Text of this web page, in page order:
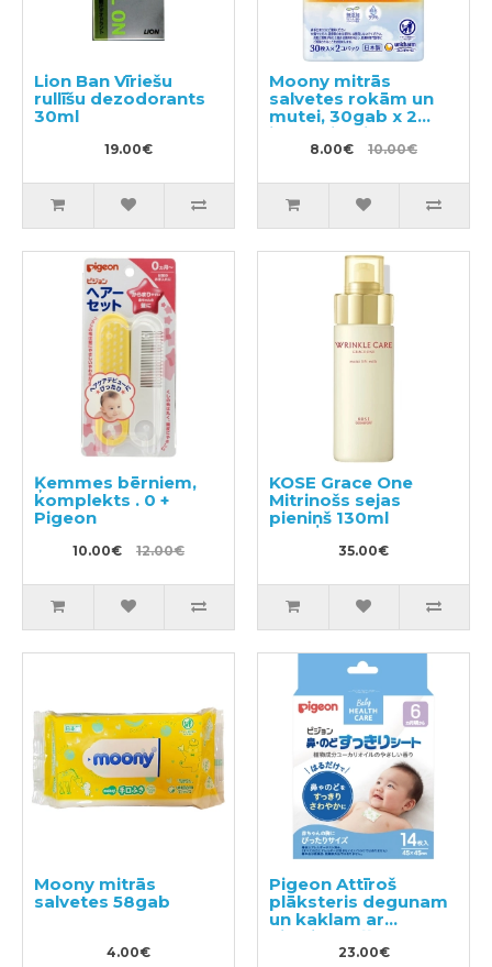
Lion Ban Vīriešu
rullīšu dezodorants
30ml
19.00€
Moony mitrās
salvetes rokām un
mutei, 30gab x 2
iepakojumi
8.00€ 10.00€
Ķemmes bērniem,
komplekts . 0 +
Pigeon
10.00€ 12.00€
KOSE Grace One
Mitrinošs sejas
pieniņš 130ml
35.00€
Moony mitrās
salvetes 58gab
4.00€
Pigeon Attīroš
plāksteris degunam
un kaklam ar
eikalipta eļļu no 6+
mēnešiem 14gab
23.00€